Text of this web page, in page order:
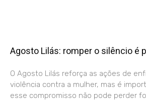
Agosto Lilás: romper o silêncio é
O Agosto Lilás reforça as ações de
violência contra a mulher, mas é
esse compromisso não pode perder